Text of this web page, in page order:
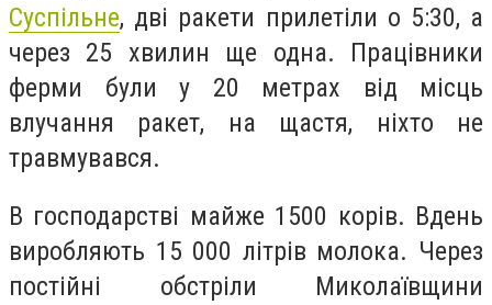
Суспільне, дві ракети прилетіли о 5:30, а
через 25 хвилин ще одна. Працівники
ферми були у 20 метрах від місць
влучання ракет, на щастя, ніхто не
травмувався.
В господарстві майже 1500 корів. Вдень
виробляють 15 000 літрів молока. Через
постійні обстріли Миколаївщини